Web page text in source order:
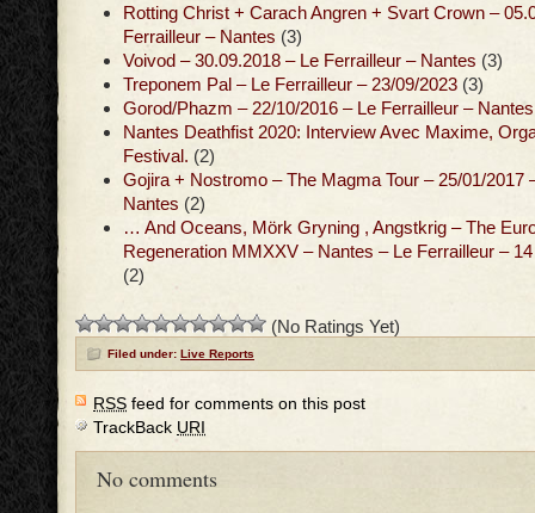
Rotting Christ + Carach Angren + Svart Crown –
Ferrailleur – Nantes (3)
Voivod – 30.09.2018 – Le Ferrailleur – Nantes (3)
Treponem Pal – Le Ferrailleur – 23/09/2023 (3)
Gorod/Phazm – 22/10/2016 – Le Ferrailleur – Nantes
Nantes Deathfist 2020: Interview Avec Maxime,
Festival. (2)
Gojira + Nostromo – The Magma Tour – 25/01/2017
Nantes (2)
… And Oceans, Mörk Gryning , Angstkrig – The
Regeneration MMXXV – Nantes – Le Ferrailleur –
(2)
(No Ratings Yet)
Filed under: Live Reports
RSS feed for comments on this post
TrackBack URI
No comments